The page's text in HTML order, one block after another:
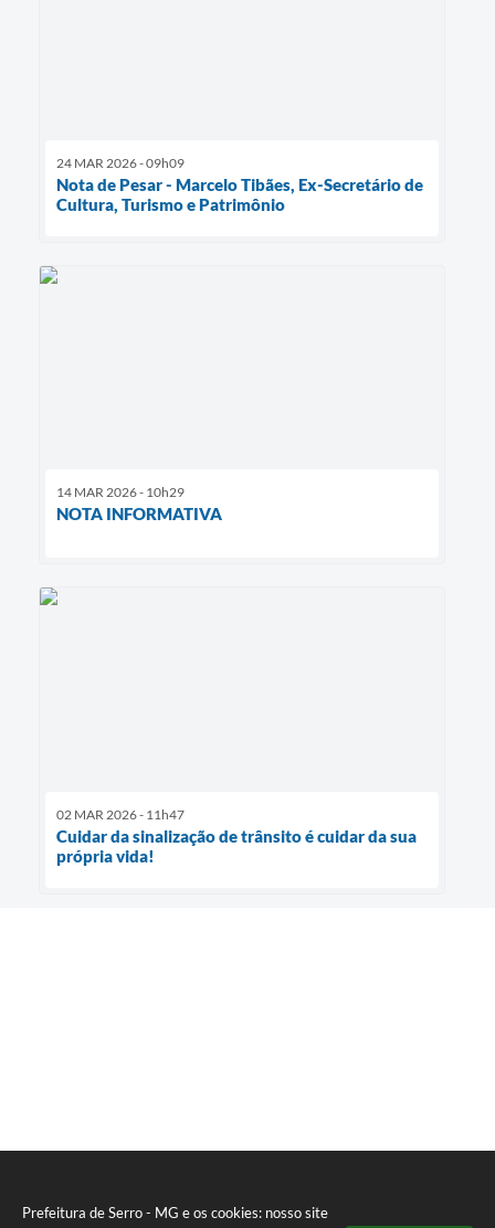
Prefeitura de Serro - MG e os cookies: nosso site
24 MAR 2026 - 09h09
Nota de Pesar - Marcelo Tibães, Ex-Secretário de
Cultura, Turismo e Patrimônio
14 MAR 2026 - 10h29
NOTA INFORMATIVA
02 MAR 2026 - 11h47
Cuidar da sinalização de trânsito é cuidar da sua
própria vida!